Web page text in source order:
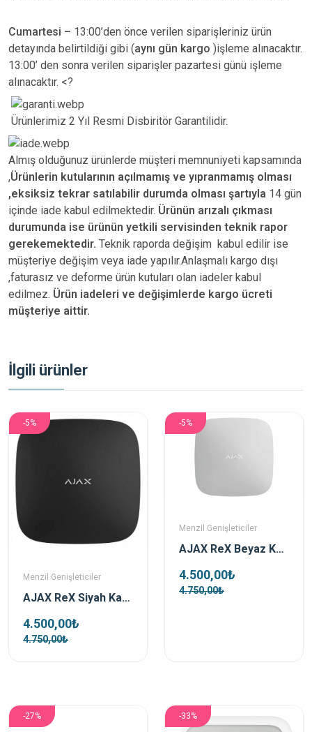
Cumartesi – 13:00’den önce verilen siparişleriniz ürün
detayında belirtildiği gibi (aynı gün kargo )işleme alınacaktır.
13:00’ den sonra verilen siparişler pazartesi günü işleme
alınacaktır. <?
Ürünlerimiz 2 Yıl Resmi Disbiritör Garantilidir.
Almış olduğunuz ürünlerde müşteri memnuniyeti kapsamında
,Ürünlerin kutularının açılmamış ve yıpranmamış olması
,eksiksiz tekrar satılabilir durumda olması şartıyla 14 gün
içinde iade kabul edilmektedir. Ürünün arızalı çıkması
durumunda ise ürünün yetkili servisinden teknik rapor
gerekemektedir. Teknik raporda değişim kabul edilir ise
müşteriye değişim veya iade yapılır.Anlaşmalı kargo dışı
,faturasız ve deforme ürün kutuları olan iadeler kabul
edilmez. Ürün iadeleri ve değişimlerde kargo ücreti
müşteriye aittir.
İlgili ürünler
-5%
Menzil Genişleticiler
AJAX ReX Siyah Kablosuz Mesafe Genişletici (Repeater)
4.500,00₺
4.750,00₺
-5%
Menzil Genişleticiler
AJAX ReX Beyaz Kablosuz Mesafe Genişletici (Repeater)
4.500,00₺
4.750,00₺
-27% -33%